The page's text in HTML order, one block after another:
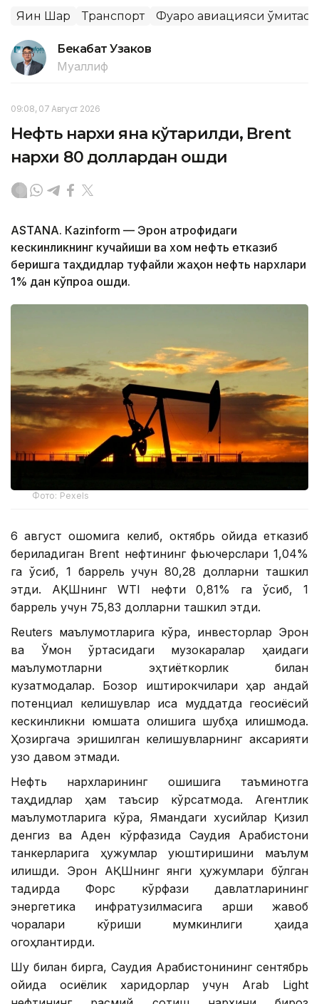
Яқин Шарқ Транспорт Фуқаро авиацияси қўмитаси
Бекабат Узаков
Муаллиф
09:08, 07 Август 2026
Нефть нархи яна кўтарилди, Brent
нархи 80 доллардан ошди
ASTANА. Кazinform — Эрон атрофидаги
кескинликнинг кучайиши ва хом нефть етказиб
беришга таҳдидлар туфайли жаҳон нефть нархлари
1% дан кўпроққа ошди.
Фото: Pexels
6 август оқшомига келиб, октябрь ойида етказиб
бериладиган Brent нефтининг фьючерслари 1,04%
га ўсиб, 1 баррель учун 80,28 долларни ташкил
этди. АҚШнинг WTI нефти 0,81% га ўсиб, 1
баррель учун 75,83 долларни ташкил этди.
Reuters маълумотларига кўра, инвесторлар Эрон
ва Ўмон ўртасидаги музокаралар ҳақидаги
маълумотларни эҳтиёткорлик билан
кузатмоқдалар. Бозор иштирокчилари ҳар қандай
потенциал келишувлар қисқа муддатда геосиёсий
кескинликни юмшата олишига шубҳа қилишмоқда.
Ҳозиргача эришилган келишувларнинг аксарияти
узоқ давом этмади.
Нефть нархларининг ошишига таъминотга
таҳдидлар ҳам таъсир кўрсатмоқда. Агентлик
маълумотларига кўра, Ямандаги хусийлар Қизил
денгиз ва Аден кўрфазида Саудия Арабистони
танкерларига ҳужумлар уюштиришини маълум
қилишди. Эрон АҚШнинг янги ҳужумлари бўлган
тақдирда Форс кўрфази давлатларининг
энергетика инфратузилмасига қарши жавоб
чоралари кўриши мумкинлиги ҳақида
огоҳлантирди.
Шу билан бирга, Саудия Арабистонининг сентябрь
ойида осиёлик харидорлар учун Arab Light